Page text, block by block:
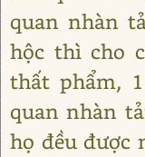
quan nhàn
hộc thì cho
thất phẩm,
quan nhàn
họ đều được